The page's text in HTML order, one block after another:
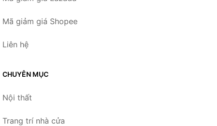
Mã giảm giá Shopee
Liên hệ
CHUYÊN MỤC
Nội thất
Trang trí nhà cửa